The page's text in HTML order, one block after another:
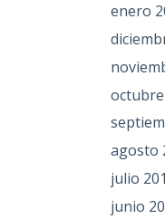
enero
agosto
julio
junio